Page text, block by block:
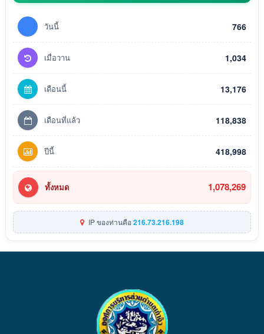
วันนี้ 766
เมื่อวาน 1,034
เดือนนี้ 13,176
เดือนที่แล้ว 118,838
ปีนี้ 418,998
ทั้งหมด 1,078,269
IP ของท่านคือ216.73.216.198